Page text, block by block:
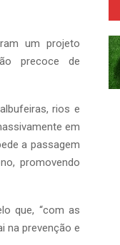
um projeto
precoce de
rios e
em
a passagem
promovendo
que, “com as
na prevenção e
o
r
: